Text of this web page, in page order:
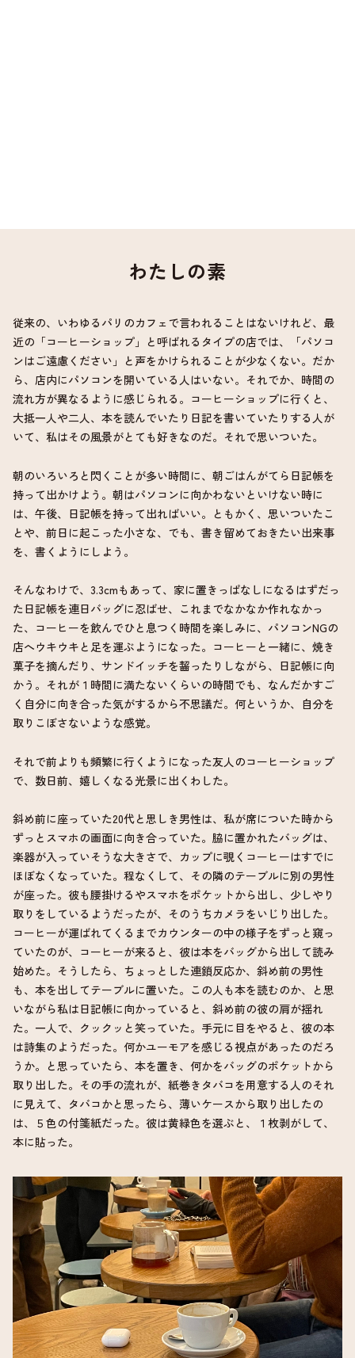
わたしの素
従来の、いわゆるパリのカフェで言われることはないけれど、最
近の「コーヒーショップ」と呼ばれるタイプの店では、「パソコ
ンはご遠慮ください」と声をかけられることが少なくない。だか
ら、店内にパソコンを開いている人はいない。それでか、時間の
流れ方が異なるように感じられる。コーヒーショップに行くと、
大抵一人や二人、本を読んでいたり日記を書いていたりする人が
いて、私はその風景がとても好きなのだ。それで思いついた。
朝のいろいろと閃くことが多い時間に、朝ごはんがてら日記帳を
持って出かけよう。朝はパソコンに向かわないといけない時に
は、午後、日記帳を持って出ればいい。ともかく、思いついたこ
とや、前日に起こった小さな、でも、書き留めておきたい出来事
を、書くようにしよう。
そんなわけで、3.3cmもあって、家に置きっぱなしになるはずだっ
た日記帳を連日バッグに忍ばせ、これまでなかなか作れなかっ
た、コーヒーを飲んでひと息つく時間を楽しみに、パソコンNGの
店へウキウキと足を運ぶようになった。コーヒーと一緒に、焼き
菓子を摘んだり、サンドイッチを齧ったりしながら、日記帳に向
かう。それが１時間に満たないくらいの時間でも、なんだかすご
く自分に向き合った気がするから不思議だ。何というか、自分を
取りこぼさないような感覚。
それで前よりも頻繁に行くようになった友人のコーヒーショップ
で、数日前、嬉しくなる光景に出くわした。
斜め前に座っていた20代と思しき男性は、私が席についた時から
ずっとスマホの画面に向き合っていた。脇に置かれたバッグは、
楽器が入っていそうな大きさで、カップに覗くコーヒーはすでに
ほぼなくなっていた。程なくして、その隣のテーブルに別の男性
が座った。彼も腰掛けるやスマホをポケットから出し、少しやり
取りをしているようだったが、そのうちカメラをいじり出した。
コーヒーが運ばれてくるまでカウンターの中の様子をずっと窺っ
ていたのが、コーヒーが来ると、彼は本をバッグから出して読み
始めた。そうしたら、ちょっとした連鎖反応か、斜め前の男性
も、本を出してテーブルに置いた。この人も本を読むのか、と思
いながら私は日記帳に向かっていると、斜め前の彼の肩が揺れ
た。一人で、クックッと笑っていた。手元に目をやると、彼の本
は詩集のようだった。何かユーモアを感じる視点があったのだろ
うか。と思っていたら、本を置き、何かをバッグのポケットから
取り出した。その手の流れが、紙巻きタバコを用意する人のそれ
に見えて、タバコかと思ったら、薄いケースから取り出したの
は、５色の付箋紙だった。彼は黄緑色を選ぶと、１枚剥がして、
本に貼った。